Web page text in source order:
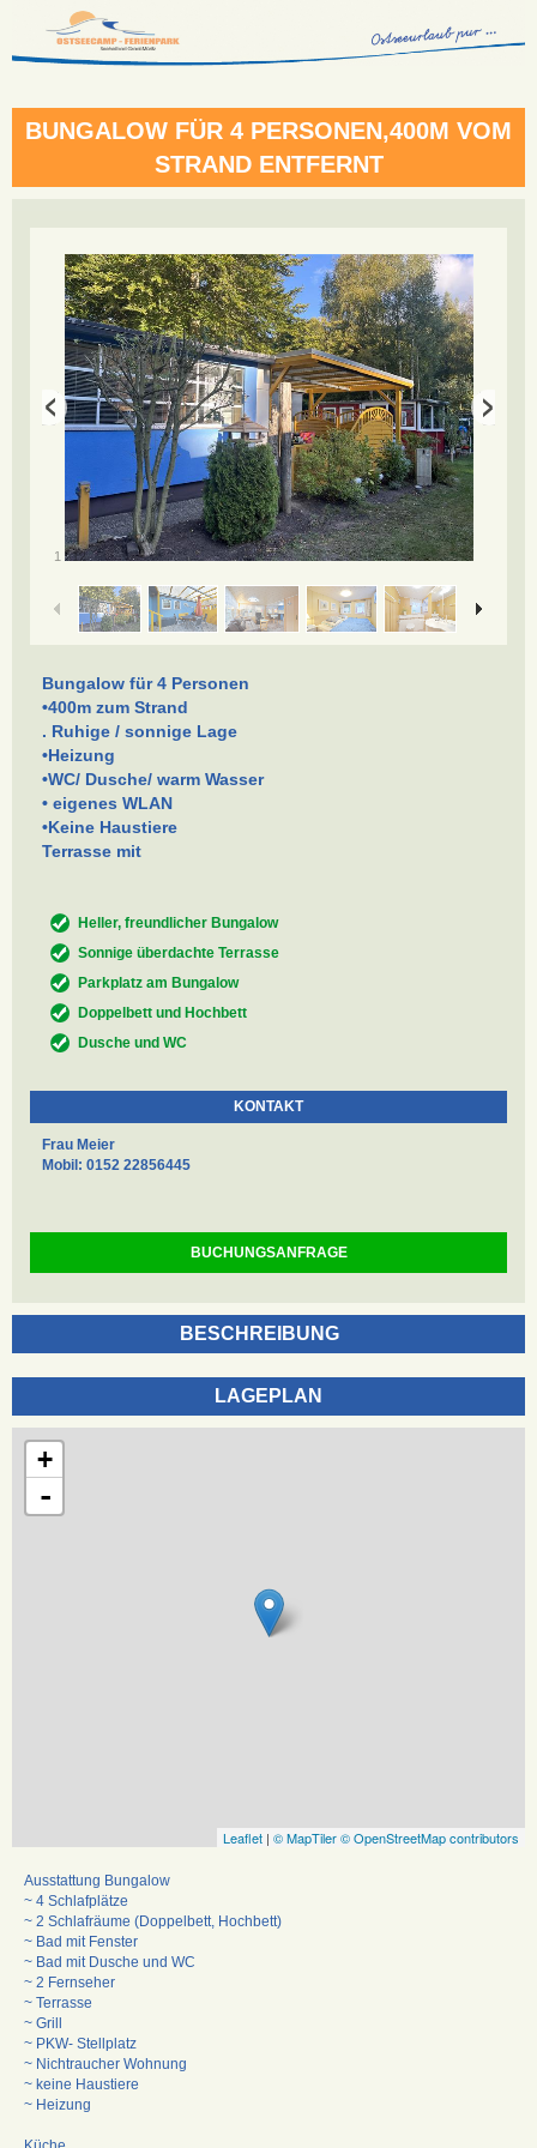
BUNGALOW FÜR 4 PERSONEN,400M VOM
STRAND ENTFERNT
1 /12
Bungalow für 4 Personen
•400m zum Strand
. Ruhige / sonnige Lage
•Heizung
•WC/ Dusche/ warm Wasser
• eigenes WLAN
•Keine Haustiere
Terrasse mit
Heller, freundlicher Bungalow
Sonnige überdachte Terrasse
Parkplatz am Bungalow
Doppelbett und Hochbett
Dusche und WC
KONTAKT
Frau Meier
Mobil: 0152 22856445
BUCHUNGSANFRAGE
BESCHREIBUNG
LAGEPLAN
+
-
Leaflet | © MapTiler© OpenStreetMap contributors
Ausstattung Bungalow
~ 4 Schlafplätze
~ 2 Schlafräume (Doppelbett, Hochbett)
~ Bad mit Fenster
~ Bad mit Dusche und WC
~ 2 Fernseher
~ Terrasse
~ Grill
~ PKW- Stellplatz
~ Nichtraucher Wohnung
~ keine Haustiere
~ Heizung